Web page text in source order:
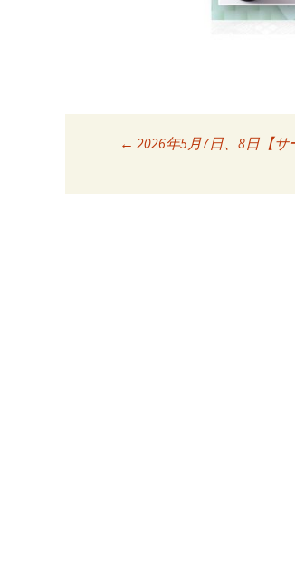
投稿ナビ
← 2026年5月7日、8日【